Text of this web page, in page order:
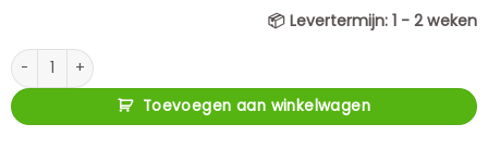
📦 Levertermijn: 1 - 2 weken
Eetkamerstoel Jenthe renegade desert fire retardant aantal
Toevoegen aan winkelwagen